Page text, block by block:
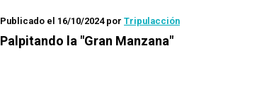
Publicado el 16/10/2024por Tripulacción
Palpitando la "Gran Manzana"